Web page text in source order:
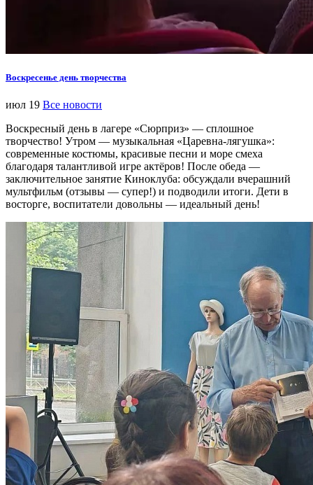
Воскресенье день творчества
июл 19 Все новости
Воскресный день в лагере «Сюрприз» — сплошное
творчество! Утром — музыкальная «Царевна‑лягушка»:
современные костюмы, красивые песни и море смеха
благодаря талантливой игре актёров! После обеда —
заключительное занятие Киноклуба: обсуждали вчерашний
мультфильм (отзывы — супер!) и подводили итоги. Дети в
восторге, воспитатели довольны — идеальный день!